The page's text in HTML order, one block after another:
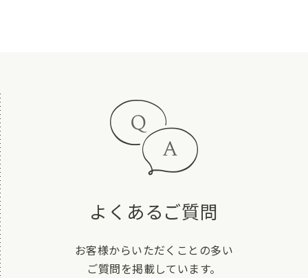
よくあるご質問
お客様からいただくことの多い
ご質問を掲載しています。